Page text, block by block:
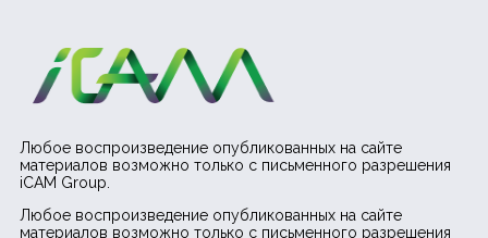
Любое воспроизведение опубликованных на сайте
материалов возможно только с письменного разрешения
iCAM Group.
Любое воспроизведение опубликованных на сайте
материалов возможно только с письменного разрешения